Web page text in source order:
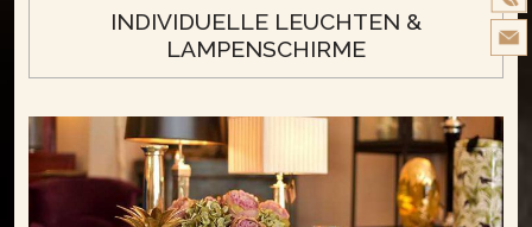
INDIVIDUELLE LEUCHTEN &
LAMPENSCHIRME